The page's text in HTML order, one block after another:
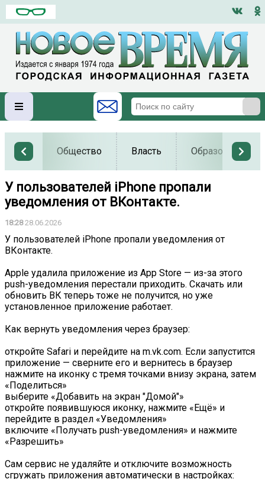
Общество Власть Образование
У пользователей iPhone пропали
уведомления от ВКонтакте.
18:2828.06.2026
У пользователей iPhone пропали уведомления от
ВКонтакте.
Apple удалила приложение из App Store — из-за этого
push-уведомления перестали приходить. Скачать или
обновить ВК теперь тоже не получится, но уже
установленное приложение работает.
Как вернуть уведомления через браузер:
откройте Safari и перейдите на m.vk.com. Если запустится
приложение — сверните его и вернитесь в браузер
нажмите на иконку с тремя точками внизу экрана, затем
«Поделиться»
выберите «Добавить на экран "Домой"»
откройте появившуюся иконку, нажмите «Ещё» и
перейдите в раздел «Уведомления»
включите «Получать push-уведомления» и нажмите
«Разрешить»
Сам сервис не удаляйте и отключите возможность
сгружать приложения автоматически в настройках: